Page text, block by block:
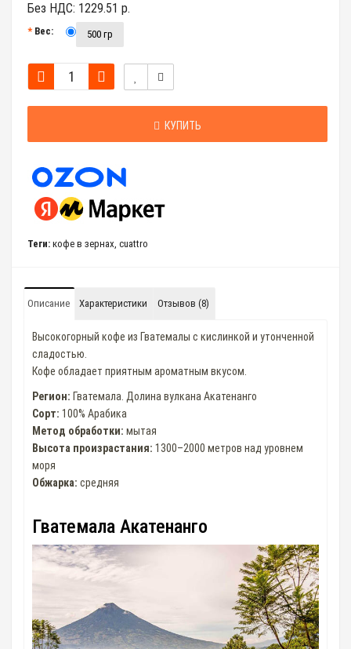
Без НДС: 1229.51 р.
Вес: 500 гр
КУПИТЬ
Теги: кофе в зернах, cuattro
Описание Характеристики Отзывов (8)
Высокогорный кофе из Гватемалы с кислинкой и утонченной
сладостью.
Кофе обладает приятным ароматным вкусом.
Регион: Гватемала. Долина вулкана Акатенанго
Сорт: 100% Арабика
Метод обработки: мытая
Высота произрастания: 1300–2000 метров над уровнем
моря
Обжарка: средняя
Гватемала Акатенанго